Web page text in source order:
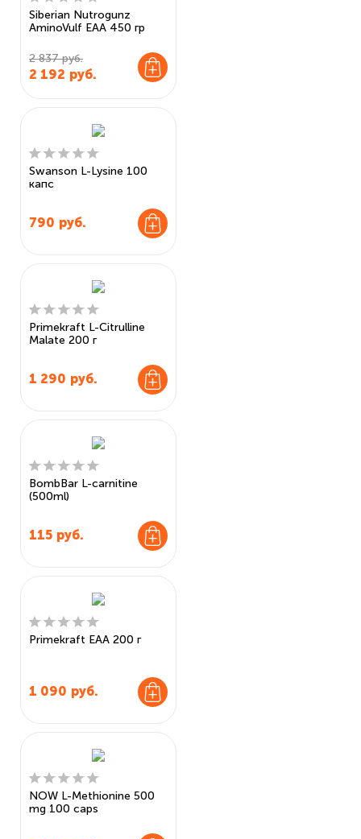
Siberian Nutrogunz
AminoVulf EAA 450 гр
2 837 руб.
2 192 руб.
Swanson L-Lysine 100
капс
790 руб.
Primekraft L-Citrulline
Malate 200 г
1 290 руб.
BombBar L-carnitine
(500ml)
115 руб.
Primekraft EAA 200 г
1 090 руб.
NOW L-Methionine 500
mg 100 caps